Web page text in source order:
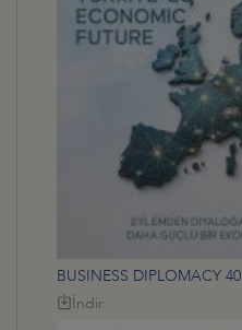
BUSINESS DIPLOMACY 40
İndir